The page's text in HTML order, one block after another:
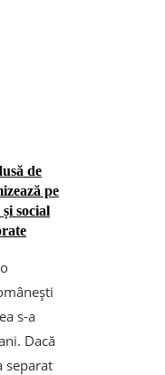
de
pe
social
s-a
Dacă
separat